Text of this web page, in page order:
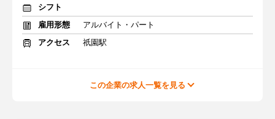
シフト
雇用形態
アルバイト・パート
アクセス
祇園駅
この企業の求人一覧を見る